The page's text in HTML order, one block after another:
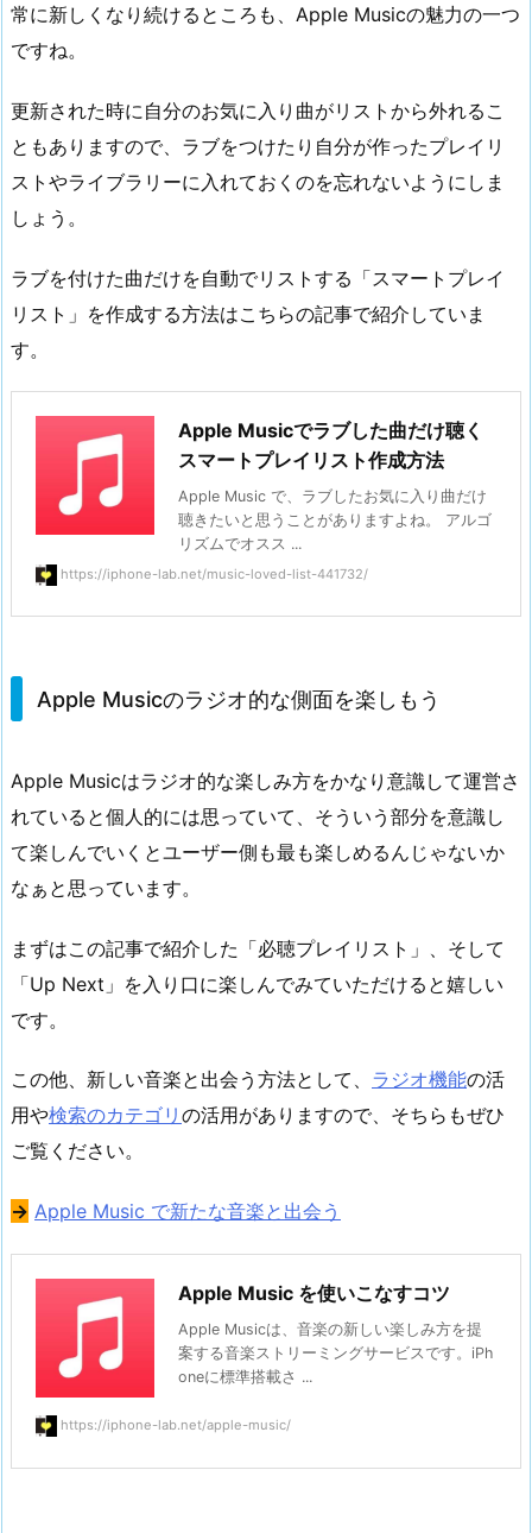
常に新しくなり続けるところも、Apple Musicの魅力の一つ
ですね。
更新された時に自分のお気に入り曲がリストから外れるこ
ともありますので、ラブをつけたり自分が作ったプレイリ
ストやライブラリーに入れておくのを忘れないようにしま
しょう。
ラブを付けた曲だけを自動でリストする「スマートプレイ
リスト」を作成する方法はこちらの記事で紹介していま
す。
Apple Musicでラブした曲だけ聴く
スマートプレイリスト作成方法
Apple Music で、ラブしたお気に入り曲だけ
聴きたいと思うことがありますよね。 アルゴ
リズムでオスス ...
https://iphone-lab.net/music-loved-list-441732/
Apple Musicのラジオ的な側面を楽しもう
Apple Musicはラジオ的な楽しみ方をかなり意識して運営さ
れていると個人的には思っていて、そういう部分を意識し
て楽しんでいくとユーザー側も最も楽しめるんじゃないか
なぁと思っています。
まずはこの記事で紹介した「必聴プレイリスト」、そして
「Up Next」を入り口に楽しんでみていただけると嬉しい
です。
この他、新しい音楽と出会う方法として、 ラジオ機能の活
用や検索のカテゴリ の活用がありますので、そちらもぜひ
ご覧ください。
→ Apple Music で新たな音楽と出会う
Apple Music を使いこなすコツ
Apple Musicは、音楽の新しい楽しみ方を提
案する音楽ストリーミングサービスです。iPh
oneに標準搭載さ ...
https://iphone-lab.net/apple-music/